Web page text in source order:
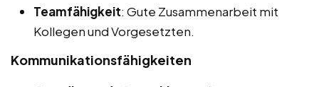
Teamfähigkeit: Gute Zusammenarbeit mit
Kollegen und Vorgesetzten.
Kommunikationsfähigkeiten